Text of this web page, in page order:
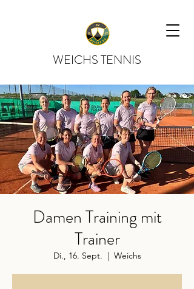
WEICHS TENNIS
Damen Training mit
Trainer
Di., 16. Sept.
  |
Weichs